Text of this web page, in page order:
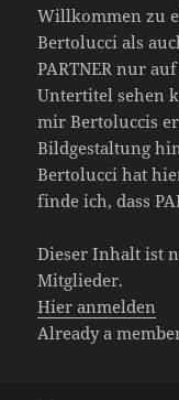
Willkommen zu
Bertolucci als
PARTNER nur
Untertitel sehen
mir Bertoluccis
Bildgestaltung
Bertolucci hat
finde ich, dass
Dieser Inhalt ist
Mitglieder.
Hier anmelden
Already a